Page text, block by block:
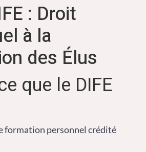
: Droit
à la
des Élus
que le DIFE
formation personnel crédité